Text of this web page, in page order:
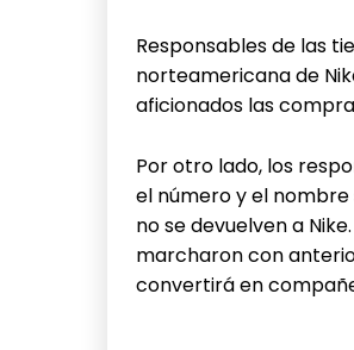
Responsables de las
norteamericana de
aficionados las
Por otro lado, los
el número y el
no se devuelven a
marcharon con
convertirá en